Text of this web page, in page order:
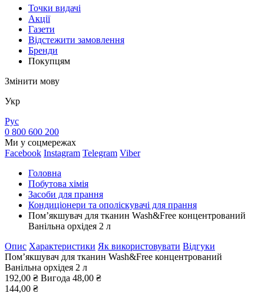
Точки видачi
Акції
Газети
Відстежити замовлення
Бренди
Покупцям
Змінити мову
Укр
Рус
0 800 600 200
Ми у соцмережах
Facebook Instagram Telegram Viber
Головна
Побутова хімія
Засоби для прання
Кондиціонери та ополіскувачі для прання
Пом’якшувач для тканин Wash&Free концентрований
Ванільна орхідея 2 л
Опис Характеристики Як використовувати Відгуки
Пом’якшувач для тканин Wash&Free концентрований
Ванільна орхідея 2 л
192,00 ₴ Вигода 48,00 ₴
144,00 ₴